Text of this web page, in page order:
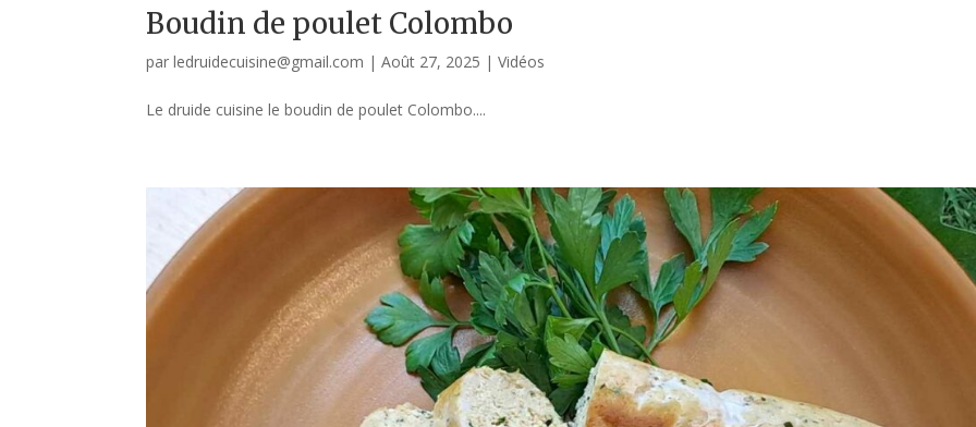
Boudin de poulet Colombo
parledruidecuisine@gmail.com |Août 27, 2025 |Vidéos
Le druide cuisine le boudin de poulet Colombo....